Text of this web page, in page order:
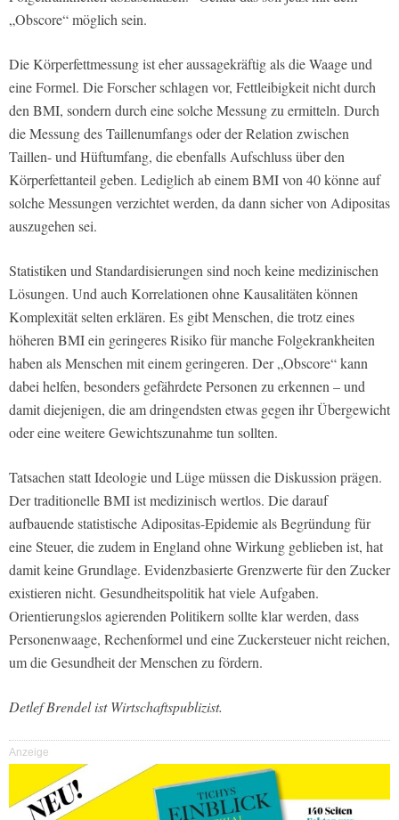
„Obscore“ möglich sein.
Die Körperfettmessung ist eher aussagekräftig als die Waage und
eine Formel. Die Forscher schlagen vor, Fettleibigkeit nicht durch
den BMI, sondern durch eine solche Messung zu ermitteln. Durch
die Messung des Taillenumfangs oder der Relation zwischen
Taillen- und Hüftumfang, die ebenfalls Aufschluss über den
Körperfettanteil geben. Lediglich ab einem BMI von 40 könne auf
solche Messungen verzichtet werden, da dann sicher von Adipositas
auszugehen sei.
Statistiken und Standardisierungen sind noch keine medizinischen
Lösungen. Und auch Korrelationen ohne Kausalitäten können
Komplexität selten erklären. Es gibt Menschen, die trotz eines
höheren BMI ein geringeres Risiko für manche Folgekrankheiten
haben als Menschen mit einem geringeren. Der „Obscore“ kann
dabei helfen, besonders gefährdete Personen zu erkennen – und
damit diejenigen, die am dringendsten etwas gegen ihr Übergewicht
oder eine weitere Gewichtszunahme tun sollten.
Tatsachen statt Ideologie und Lüge müssen die Diskussion prägen.
Der traditionelle BMI ist medizinisch wertlos. Die darauf
aufbauende statistische Adipositas-Epidemie als Begründung für
eine Steuer, die zudem in England ohne Wirkung geblieben ist, hat
damit keine Grundlage. Evidenzbasierte Grenzwerte für den Zucker
existieren nicht. Gesundheitspolitik hat viele Aufgaben.
Orientierungslos agierenden Politikern sollte klar werden, dass
Personenwaage, Rechenformel und eine Zuckersteuer nicht reichen,
um die Gesundheit der Menschen zu fördern.
Detlef Brendel ist Wirtschaftspublizist.
Anzeige